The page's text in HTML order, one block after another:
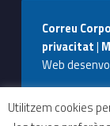
Correu
privacitat|
Web
Seguiu-nos a Facebook
Seguiu-
Utilitzem cookies